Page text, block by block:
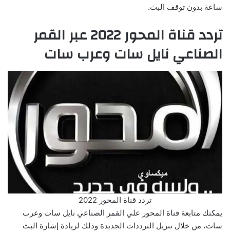
ساعة بدون توقف البث.
تردد قناة المحور 2022 عبر القمر
الصناعي نايل سات وعرب سات
تردد قناة المحور 2022
يمكنك متابعة قناة المحور علي القمر الصناعي نايل سات وعرب
سات، من خلال تنزيل الترددات الجديدة وذلك لزيادة إشارة البث